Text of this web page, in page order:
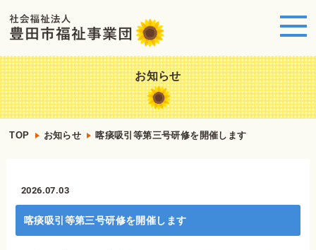
お知らせ
TOP お知らせ 喀痰吸引等第三号研修を開催します
2026.07.03
喀痰吸引等第三号研修を開催します